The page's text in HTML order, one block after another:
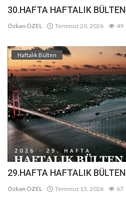
30.HAFTA HAFTALIK BÜLTEN
Özkan ÖZEL Temmuz 20, 2026 49
Haftalık Bülten
29.HAFTA HAFTALIK BÜLTEN
Özkan ÖZEL Temmuz 13, 2026 67